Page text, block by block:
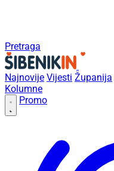
Pretraga
Najnovije Vijesti Županija
Kolumne
Promo